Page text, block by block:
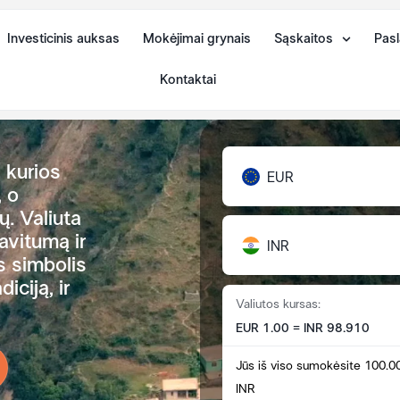
Investicinis auksas Mokėjimai grynais Sąskaitos
Kontaktai
kurios
o
Valiuta
ir
simbolis
ir
EUR
INR
Valiutos kursas:
EUR 1.00 = INR 98.910
Jūs iš viso sumokėsite
INR